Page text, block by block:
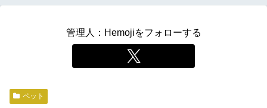
管理人：Hemojiをフォローする
ペット